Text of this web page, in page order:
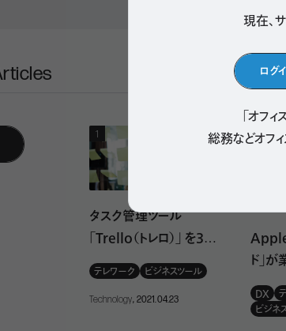
現在、
ログ
「オフ
総務などオフ
給料とか一緒だったら僕もオフィスを見ます。机と椅
場合はエンジニアだし、オフィス作業が多いから特
長期的に働くことを考えたらくつろぐ空間がないと
れないです。」
と椅子だけ…みたいなオフィスで働く姿はあまり想像
識してるかもしれないですね。」
きたいなって思った企業はありますか？
っきも言ったようにくつろげるような空間がいいので
タスク管理ツール
「Trello（トレロ）」 を3年
間使い倒してみた！～導
入時に大切な3つのこと
～
テレワーク ビジネスツール
Technology, 2021.04.23
Apple
ド」
注目
DX
ビジネ